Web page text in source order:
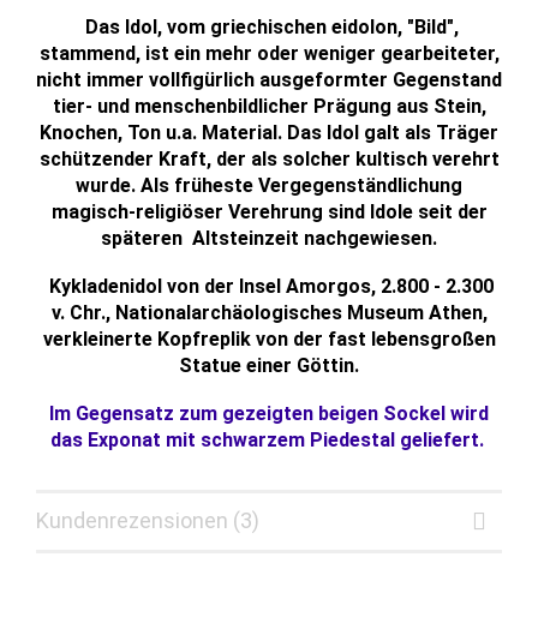
Das Idol, vom griechischen eidolon, "Bild",
stammend, ist ein mehr oder weniger gearbeiteter,
nicht immer vollfigürlich ausgeformter Gegenstand
tier- und menschenbildlicher Prägung aus Stein,
Knochen, Ton u.a. Material. Das Idol galt als Träger
schützender Kraft, der als solcher kultisch verehrt
wurde. Als früheste Vergegenständlichung
magisch-religiöser Verehrung sind Idole seit der
späteren Altsteinzeit nachgewiesen.
Kykladenidol von der Insel Amorgos, 2.800 - 2.300
v. Chr., Nationalarchäologisches Museum Athen,
verkleinerte Kopfreplik von der fast lebensgroßen
Statue einer Göttin.
Im Gegensatz zum gezeigten beigen Sockel wird
das Exponat mit schwarzem Piedestal geliefert.
Kundenrezensionen (3)